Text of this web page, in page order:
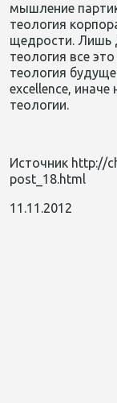
мышление
теология
щедрости. Лишь
теология все
теология
excellence, иначе
теологии.
Источник http://
post_18.html
11.11.2012